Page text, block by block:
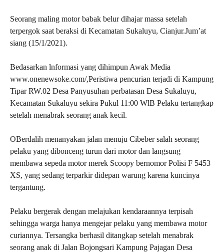
Seorang maling motor babak belur dihajar massa setelah
terpergok saat beraksi di Kecamatan Sukaluyu, Cianjur.Jum’at
siang (15/1/2021).
Bedasarkan lnformasi yang dihimpun Awak Media
www.onenewsoke.com/,Peristiwa pencurian terjadi di Kampung
Tipar RW.02 Desa Panyusuhan perbatasan Desa Sukaluyu,
Kecamatan Sukaluyu sekira Pukul 11:00 WlB Pelaku tertangkap
setelah menabrak seorang anak kecil.
OBerdalih menanyakan jalan menuju Cibeber salah seorang
pelaku yang dibonceng turun dari motor dan langsung
membawa sepeda motor merek Scoopy bernomor Polisi F 5453
XS, yang sedang terparkir didepan warung karena kuncinya
tergantung.
Pelaku bergerak dengan melajukan kendaraannya terpisah
sehingga warga hanya mengejar pelaku yang membawa motor
curiannya. Tersangka berhasil ditangkap setelah menabrak
seorang anak di Jalan Bojongsari Kampung Pajagan Desa